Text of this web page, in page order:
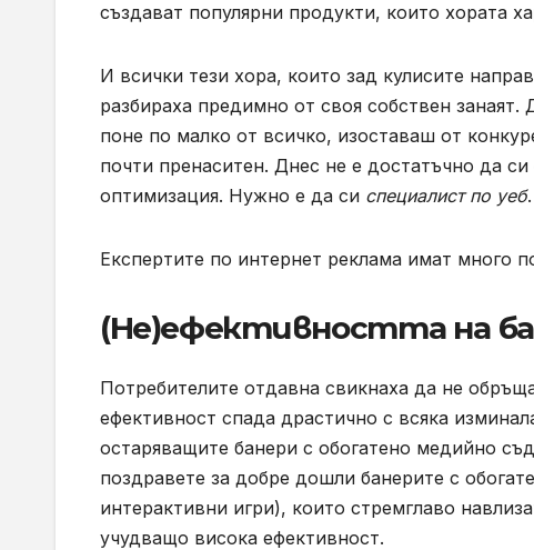
създават популярни продукти, които хората
И всички тези хора, които зад кулисите
разбираха предимно от своя собствен
поне по малко от всичко, изоставаш от
почти пренаситен. Днес не е достатъчно да
оптимизация. Нужно е да си специалист по уеб.
Експертите по интернет реклама имат много
(Не)ефективността на
Потребителите отдавна свикнаха да не
ефективност спада драстично с всяка
остаряващите банери с обогатено медийно
поздравете за добре дошли банерите с
интерактивни игри), които стремглаво
учудващо висока ефективност.